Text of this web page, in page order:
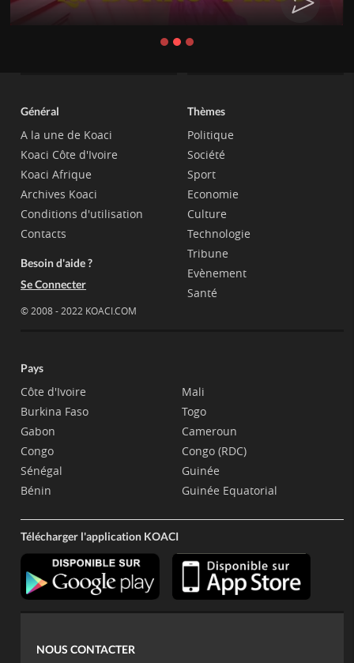
Général
A la une de Koaci
Koaci Côte d'Ivoire
Koaci Afrique
Archives Koaci
Conditions d'utilisation
Contacts
Besoin d'aide ?
Se Connecter
© 2008 - 2022 KOACI.COM
Thèmes
Politique
Société
Sport
Economie
Culture
Technologie
Tribune
Evènement
Santé
Pays
Côte d'Ivoire
Burkina Faso
Gabon
Congo
Sénégal
Bénin
Mali
Togo
Cameroun
Congo (RDC)
Guinée
Guinée Equatorial
Télécharger l'application KOACI
NOUS CONTACTER